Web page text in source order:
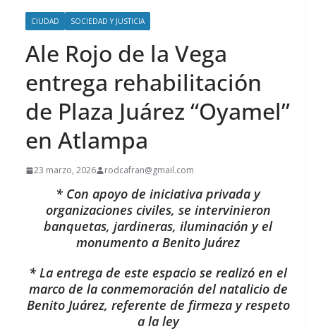
CIUDAD SOCIEDAD Y JUSTICIA
Ale Rojo de la Vega
entrega rehabilitación
de Plaza Juárez “Oyamel”
en Atlampa
23 marzo, 2026 rodcafran@gmail.com
* Con apoyo de iniciativa privada y
organizaciones civiles, se intervinieron
banquetas, jardineras, iluminación y el
monumento a Benito Juárez
* La entrega de este espacio se realizó en el
marco de la conmemoración del natalicio de
Benito Juárez, referente de firmeza y respeto
a la ley